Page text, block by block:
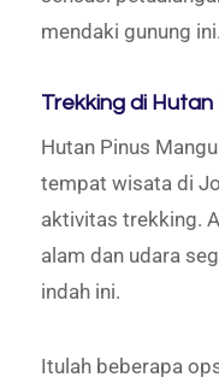
mendaki gunung ini.
Trekking di
Hutan Pinus
tempat wisata di
aktivitas trekking.
alam dan udara
indah ini.
Itulah beberapa